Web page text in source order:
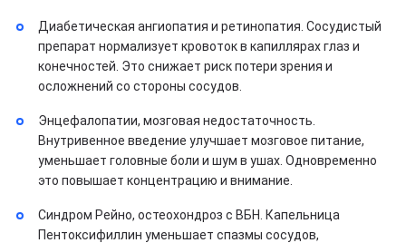
Диабетическая ангиопатия и ретинопатия. Сосудистый
препарат нормализует кровоток в капиллярах глаз и
конечностей. Это снижает риск потери зрения и
осложнений со стороны сосудов.
Энцефалопатии, мозговая недостаточность.
Внутривенное введение улучшает мозговое питание,
уменьшает головные боли и шум в ушах. Одновременно
это повышает концентрацию и внимание.
Синдром Рейно, остеохондроз с ВБН. Капельница
Пентоксифиллин уменьшает спазмы сосудов,